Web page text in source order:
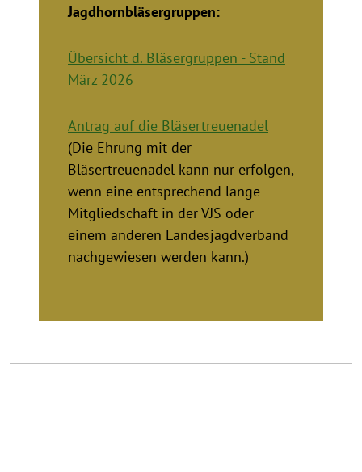
Jagdhornbläsergruppen:
Übersicht d. Bläsergruppen - Stand
März 2026
Antrag auf die Bläsertreuenadel
(Die Ehrung mit der
Bläsertreuenadel kann nur erfolgen,
wenn eine entsprechend lange
Mitgliedschaft in der VJS oder
einem anderen Landesjagdverband
nachgewiesen werden kann.)